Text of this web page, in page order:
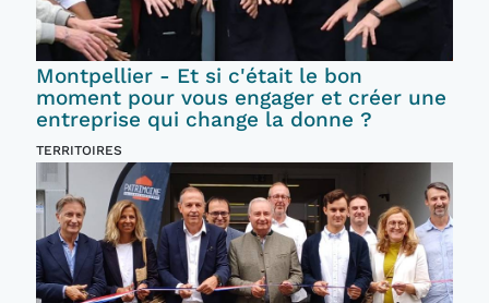
Montpellier - Et si c'était le bon
moment pour vous engager et créer une
entreprise qui change la donne ?
TERRITOIRES